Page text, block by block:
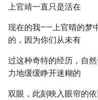
上官靖一直只是活在
现在的我——上官晴的梦
的，因为你们从未有
过这种奇特的经历，自
力地缓缓睁开迷糊的
双眼，此刻映入眼帘的